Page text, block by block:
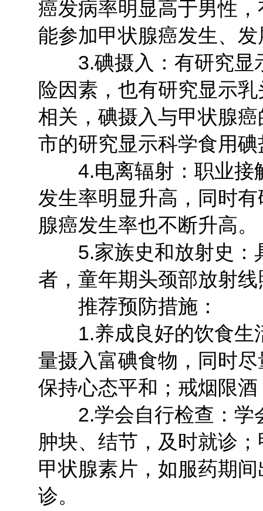
癌发病率明显高于男性
能参加甲状腺癌发生、发
3.碘摄入：有研究显
险因素，也有研究显示
相关，碘摄入与甲状腺
市的研究显示科学食用
4.电离辐射：职业接
发生率明显升高，同时
腺癌发生率也不断升高。
5.家族史和放射史：
者，童年期头颈部放射
推荐预防措施：
1.养成良好的饮食生
量摄入富碘食物，同时
保持心态平和；戒烟限
2.学会自行检查：学
肿块、结节，及时就诊
甲状腺素片，如服药期
诊。